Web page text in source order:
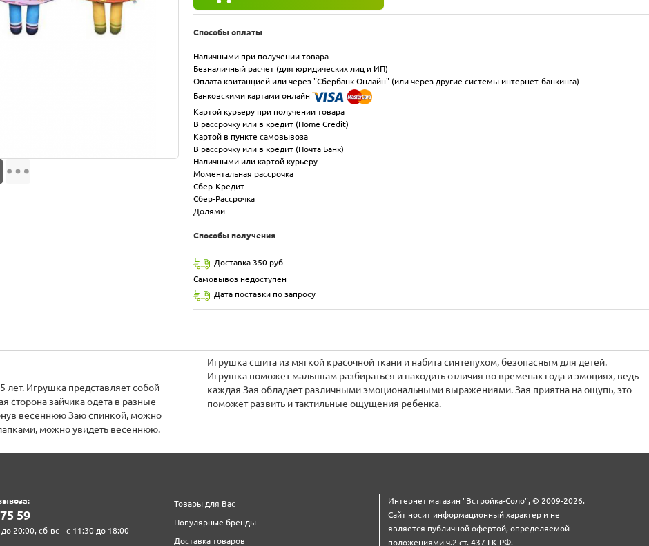
Способы оплаты
Наличными при получении товара
Безналичный расчет (для юридических лиц и ИП)
Оплата квитанцией или через "Сбербанк Онлайн" (или через другие системы интернет-банкинга)
Банковскими картами онлайн
Картой курьеру при получении товара
В рассрочку или в кредит (Home Credit)
Картой в пункте самовывоза
В рассрочку или в кредит (Почта Банк)
Наличными или картой курьеру
Моментальная рассрочка
Сбер-Кредит
Сбер-Рассрочка
Долями
Способы получения
Доставка 350 руб
Самовывоз недоступен
Дата поставки по запросу
лет. Игрушка представляет собой
сторона зайчика одета в разные
весеннюю Заю спинкой, можно
можно увидеть весеннюю.
Игрушка сшита из мягкой красочной ткани и набита синтепухом, безопасным для детей.
Игрушка поможет малышам разбираться и находить отличия во временах года и эмоциях, ведь
каждая Зая обладает различными эмоциональными выражениями. Зая приятна на ощупь, это
поможет развить и тактильные ощущения ребенка.
5‍9‍
20:00, сб-вс - с 11:30 до 18:00
Товары для Вас
Популярные бренды
Доставка товаров
Интернет магазин "Встройка-Соло", © 2009-2026.
Сайт носит информационный характер и не
является публичной офертой, определяемой
положениями ч.2 ст. 437 ГК РФ.